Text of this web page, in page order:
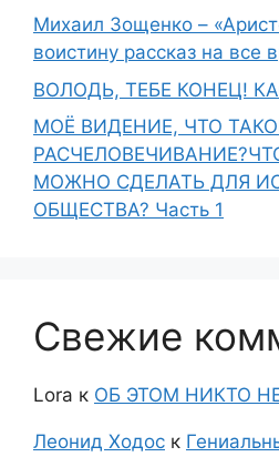
Михаил Зощенко –
воистину рассказ на все
ВОЛОДЬ, ТЕБЕ КОНЕЦ!
МОЁ ВИДЕНИЕ, ЧТО
МОЖНО СДЕЛАТЬ ДЛЯ
ОБЩЕСТВА? Часть 1
Свежие
Lora к ОБ ЭТОМ НИКТО
Леонид Ходос к